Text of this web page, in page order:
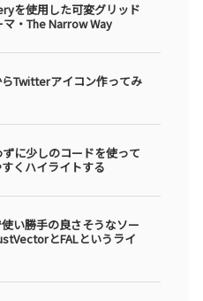
を使用した可変グリッド
・The Narrow Way
Twitterアイコン作ってみ
に少しのコードを使って
くハイライトする
い勝手の良さそうなソー
とFALというライ